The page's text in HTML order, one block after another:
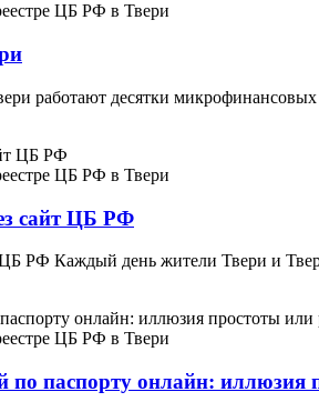
ЦБ РФ в Твери
работают десятки микрофинансовых
ЦБ РФ в Твери
сайт ЦБ РФ
РФ Каждый день жители Твери и
ЦБ РФ в Твери
паспорту онлайн: иллюзия